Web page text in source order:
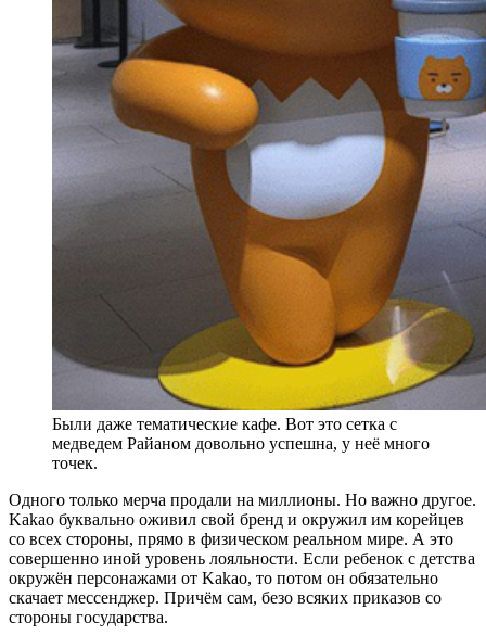
Были даже тематические кафе. Вот это сетка с
медведем Райаном довольно успешна, у неё много
точек.
Одного только мерча продали на миллионы. Но важно другое.
Kakao буквально оживил свой бренд и окружил им корейцев
со всех стороны, прямо в физическом реальном мире. А это
совершенно иной уровень лояльности. Если ребенок с детства
окружён персонажами от Kakao, то потом он обязательно
скачает мессенджер. Причём сам, безо всяких приказов со
стороны государства.